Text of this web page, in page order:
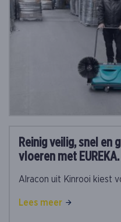
Reinig veilig, snel en
vloeren met EUREKA.
Alracon uit Kinrooi kiest
Lees meer